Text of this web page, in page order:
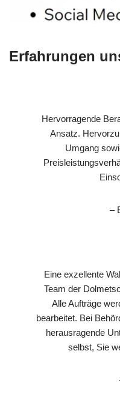
Erfahrungen
Hervorragende
Ansatz.
Umgang
–
Eine exzellente
Team der
Alle Aufträge
bearbeitet. Bei
herausragende
selbst, Sie